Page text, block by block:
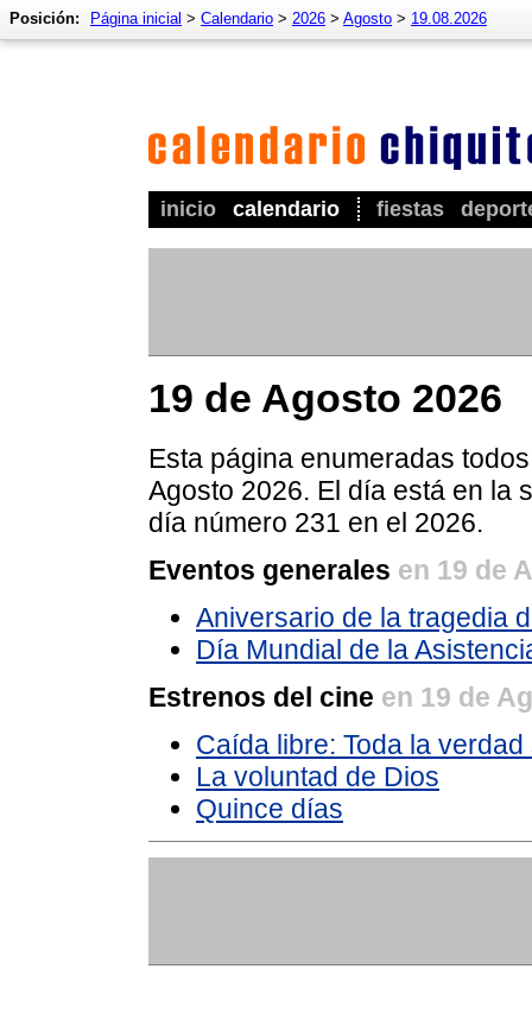
inicio calendario fiestas
Posición: Página inicial > Calendario > 2026 > Agosto > 19.08.2026
19 de Agosto 2026
Esta página enumeradas
Agosto 2026. El día está en la
día número 231 en el 2026.
Eventos generales en 19 de
Aniversario de la tragedia
Día Mundial de la
Estrenos del cine en 19 de
Caída libre: Toda la
La voluntad de Dios
Quince días